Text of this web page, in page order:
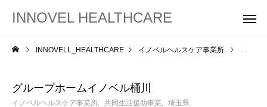
INNOVEL HEALTHCARE
INNOVELL_HEALTHCARE イノベルヘルスケア事業所 グルー
グループホームイノベル桶川
イノベルヘルスケア事業所 共同生活援助事業 埼玉県